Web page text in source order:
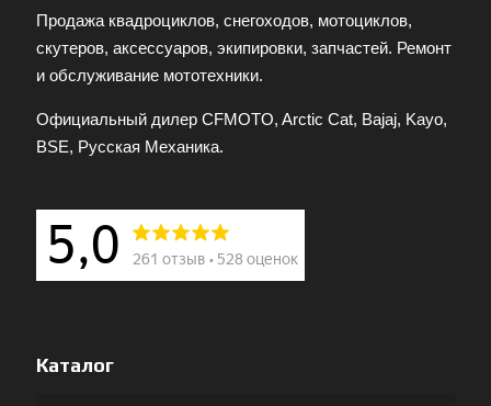
Продажа квадроциклов, снегоходов, мотоциклов,
скутеров, аксессуаров, экипировки, запчастей. Ремонт
и обслуживание мототехники.
Официальный дилер CFMOTO, Arctic Cat, Bajaj, Kayo,
BSE, Русская Механика.
Каталог